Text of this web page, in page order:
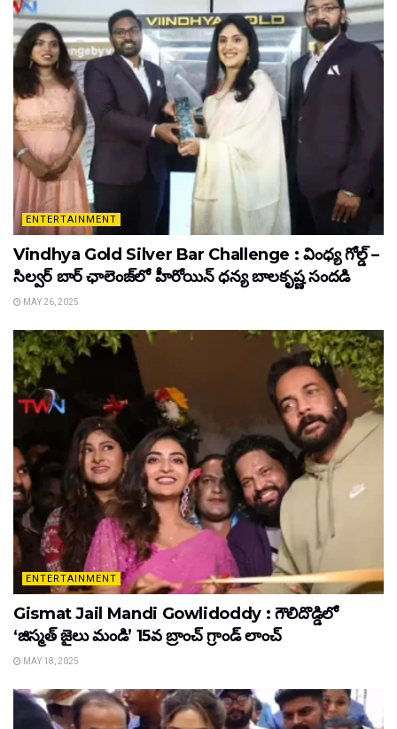
ENTERTAINMENT
Vindhya Gold Silver Bar Challenge : వింధ్య గోల్డ్ –
సిల్వర్ బార్ ఛాలెంజ్‌లో హీరోయిన్ ధ‌న్య బాల‌కృష్ణ‌ సందడి
MAY 26, 2025
ENTERTAINMENT
Gismat Jail Mandi Gowlidoddy : గౌలిదొడ్డిలో
‘జిస్మత్ జైలు మండి’ 15వ బ్రాంచ్ గ్రాండ్ లాంచ్
MAY 18, 2025